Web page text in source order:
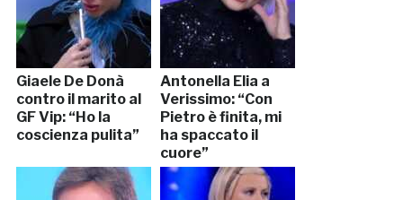
Giaele De Donà
contro il marito al
GF Vip: “Ho la
coscienza pulita”
Antonella Elia a
Verissimo: “Con
Pietro è finita, mi
ha spaccato il
cuore”